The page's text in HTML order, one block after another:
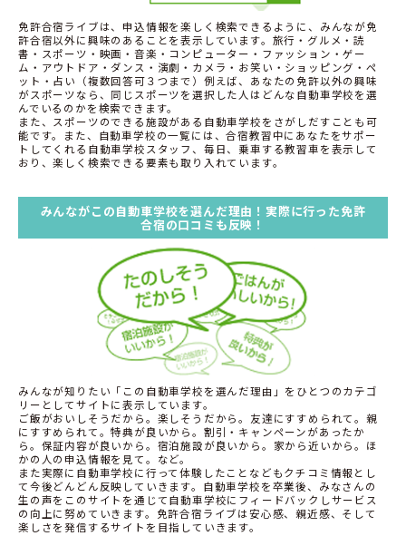
免許合宿ライブは、申込情報を楽しく検索できるように、みんなが免
許合宿以外に興味のあることを表示しています。旅行・グルメ・読
書・スポーツ・映画・音楽・コンピューター・ファッション・ゲー
ム・アウトドア・ダンス・演劇・カメラ・お笑い・ショッピング・ペ
ット・占い（複数回答可３つまで）例えば、あなたの免許以外の興味
がスポーツなら、同じスポーツを選択した人はどんな自動車学校を選
んでいるのかを検索できます。
また、スポーツのできる施設がある自動車学校をさがしだすことも可
能です。また、自動車学校の一覧には、合宿教習中にあなたをサポー
トしてくれる自動車学校スタッフ、毎日、乗車する教習車を表示して
おり、楽しく検索できる要素も取り入れています。
みんながこの自動車学校を選んだ理由！実際に行った免許
合宿の口コミも反映！
みんなが知りたい「この自動車学校を選んだ理由」をひとつのカテゴ
リーとしてサイトに表示しています。
ご飯がおいしそうだから。楽しそうだから。友達にすすめられて。親
にすすめられて。特典が良いから。割引・キャンペーンがあったか
ら。保証内容が良いから。宿泊施設が良いから。家から近いから。ほ
かの人の申込情報を見て。など。
また実際に自動車学校に行って体験したことなどもクチコミ情報とし
て今後どんどん反映していきます。自動車学校を卒業後、みなさんの
生の声をこのサイトを通じて自動車学校にフィードバックしサービス
の向上に努めていきます。免許合宿ライブは安心感、親近感、そして
楽しさを発信するサイトを目指していきます。